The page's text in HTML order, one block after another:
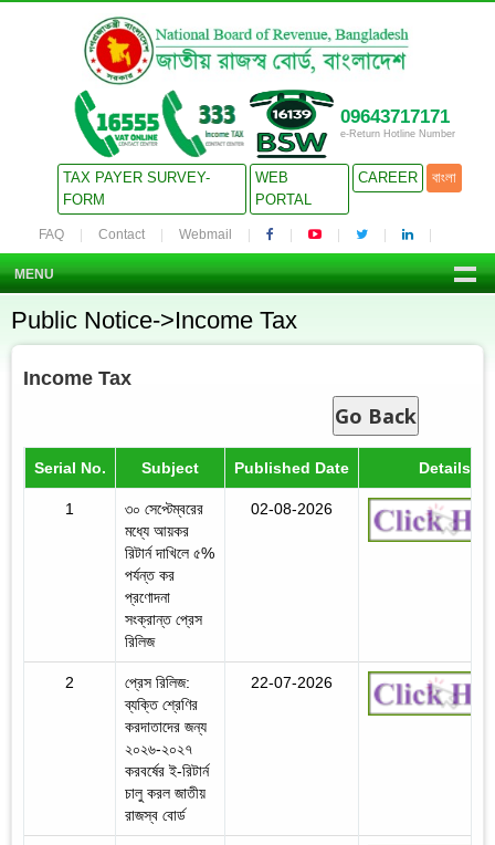
09643717171
e-Return Hotline Number
TAX PAYER SURVEY-
FORM
WEB
PORTAL
CAREER বাংলা
FAQ Contact Webmail
MENU
Public Notice->Income Tax
Income Tax
Go Back
Serial No. Subject Published Date Details
1
৩০ সেপ্টেম্বরের
মধ্যে আয়কর
রিটার্ন দাখিলে ৫%
পর্যন্ত কর
প্রণোদনা
সংক্রান্ত প্রেস
রিলিজ
02-08-2026
2
প্রেস রিলিজ:
ব্যক্তি শ্রেণির
করদাতাদের জন্য
২০২৬-২০২৭
করবর্ষের ই-রিটার্ন
চালু করল জাতীয়
রাজস্ব বোর্ড
22-07-2026